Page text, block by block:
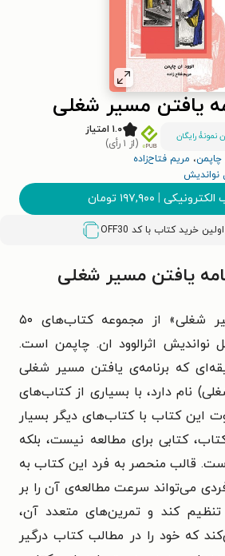
یافتن مسیر شغلی
نمونۀ رایگان
۱.۰ امتیاز
(از ۱ رأی)
چاپمن، مریم فتاح‌زاده
نواندیش
الکترونیکی | ۱۹۷,۹۰۰ تومان
OFF30
یافتن مسیر شغلی
«برنامه‌ی یافتن مسیر شغلی» از مجموعه کتاب‌های ۵۰
نواندیش اثرالوود ان. چاپمن است.
که برنامه‌ی یافتن مسیر شغلی
نام دارد، با بسیاری از کتاب‌های
این کتاب با کتاب‌های دیگر بسیار
کتابی برای مطالعه نیست، بلکه
قالب منحصر به فرد این کتاب به
می‌تواند سرعت مطالعه‌ی آن را بر
کند و تمرین‌های متعدد آن،
که خود را در مطالب کتاب درگیر